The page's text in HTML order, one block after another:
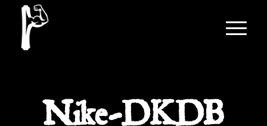
Nike-DKDB